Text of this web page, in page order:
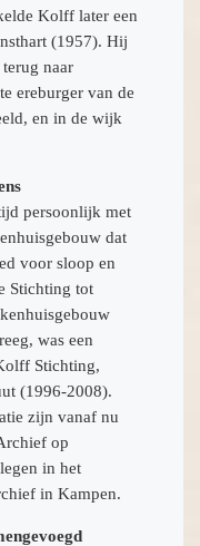
Kolff later een
(1957). Hij
naar
ereburger van de
en in de wijk
persoonlijk met
dat
voor sloop en
Stichting tot
was een
Stichting,
(1996-2008).
zijn vanaf nu
op
in het
in Kampen.